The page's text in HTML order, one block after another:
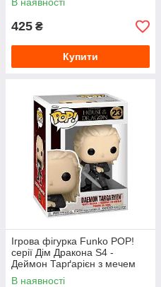
425 ₴
Купити
Ігрова фігурка Funko POP!
серії Дім Дракона S4 -
Деймон Тарґарієн з мечем
В наявності